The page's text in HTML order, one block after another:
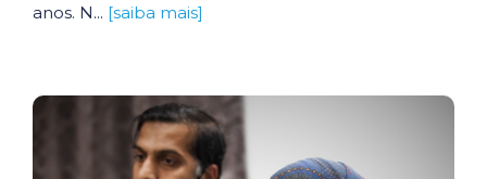
anos. N... [saiba mais]